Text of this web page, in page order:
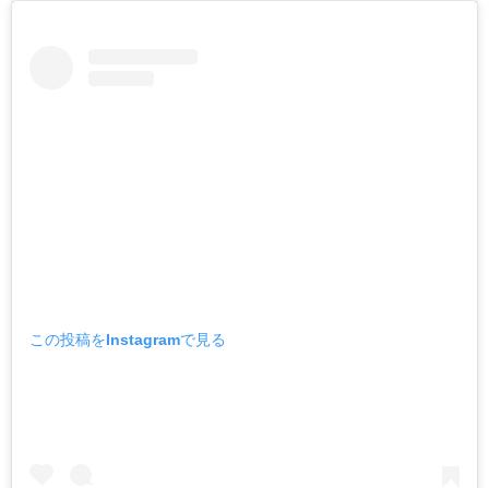
この投稿をInstagramで見る